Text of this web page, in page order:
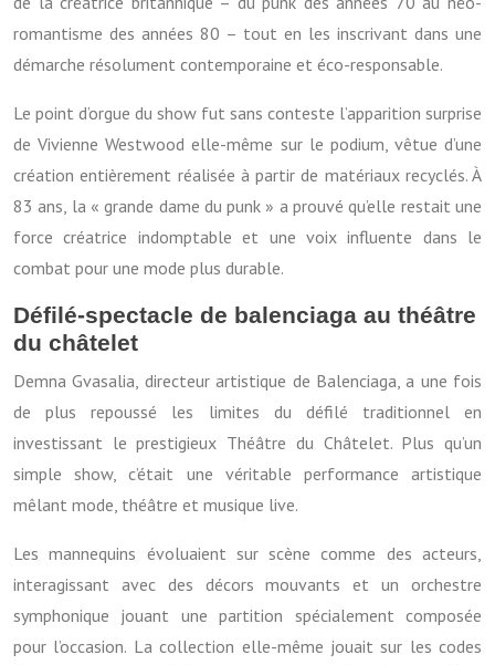
romantisme des années 80 – tout en les inscrivant dans une
démarche résolument contemporaine et éco-responsable.
Le point d’orgue du show fut sans conteste l’apparition surprise
de Vivienne Westwood elle-même sur le podium, vêtue d’une
création entièrement réalisée à partir de matériaux recyclés. À
83 ans, la « grande dame du punk » a prouvé qu’elle restait une
force créatrice indomptable et une voix influente dans le
combat pour une mode plus durable.
Défilé-spectacle de balenciaga au théâtre
du châtelet
Demna Gvasalia, directeur artistique de Balenciaga, a une fois
de plus repoussé les limites du défilé traditionnel en
investissant le prestigieux Théâtre du Châtelet. Plus qu’un
simple show, c’était une véritable performance artistique
mêlant mode, théâtre et musique live.
Les mannequins évoluaient sur scène comme des acteurs,
interagissant avec des décors mouvants et un orchestre
symphonique jouant une partition spécialement composée
pour l’occasion. La collection elle-même jouait sur les codes